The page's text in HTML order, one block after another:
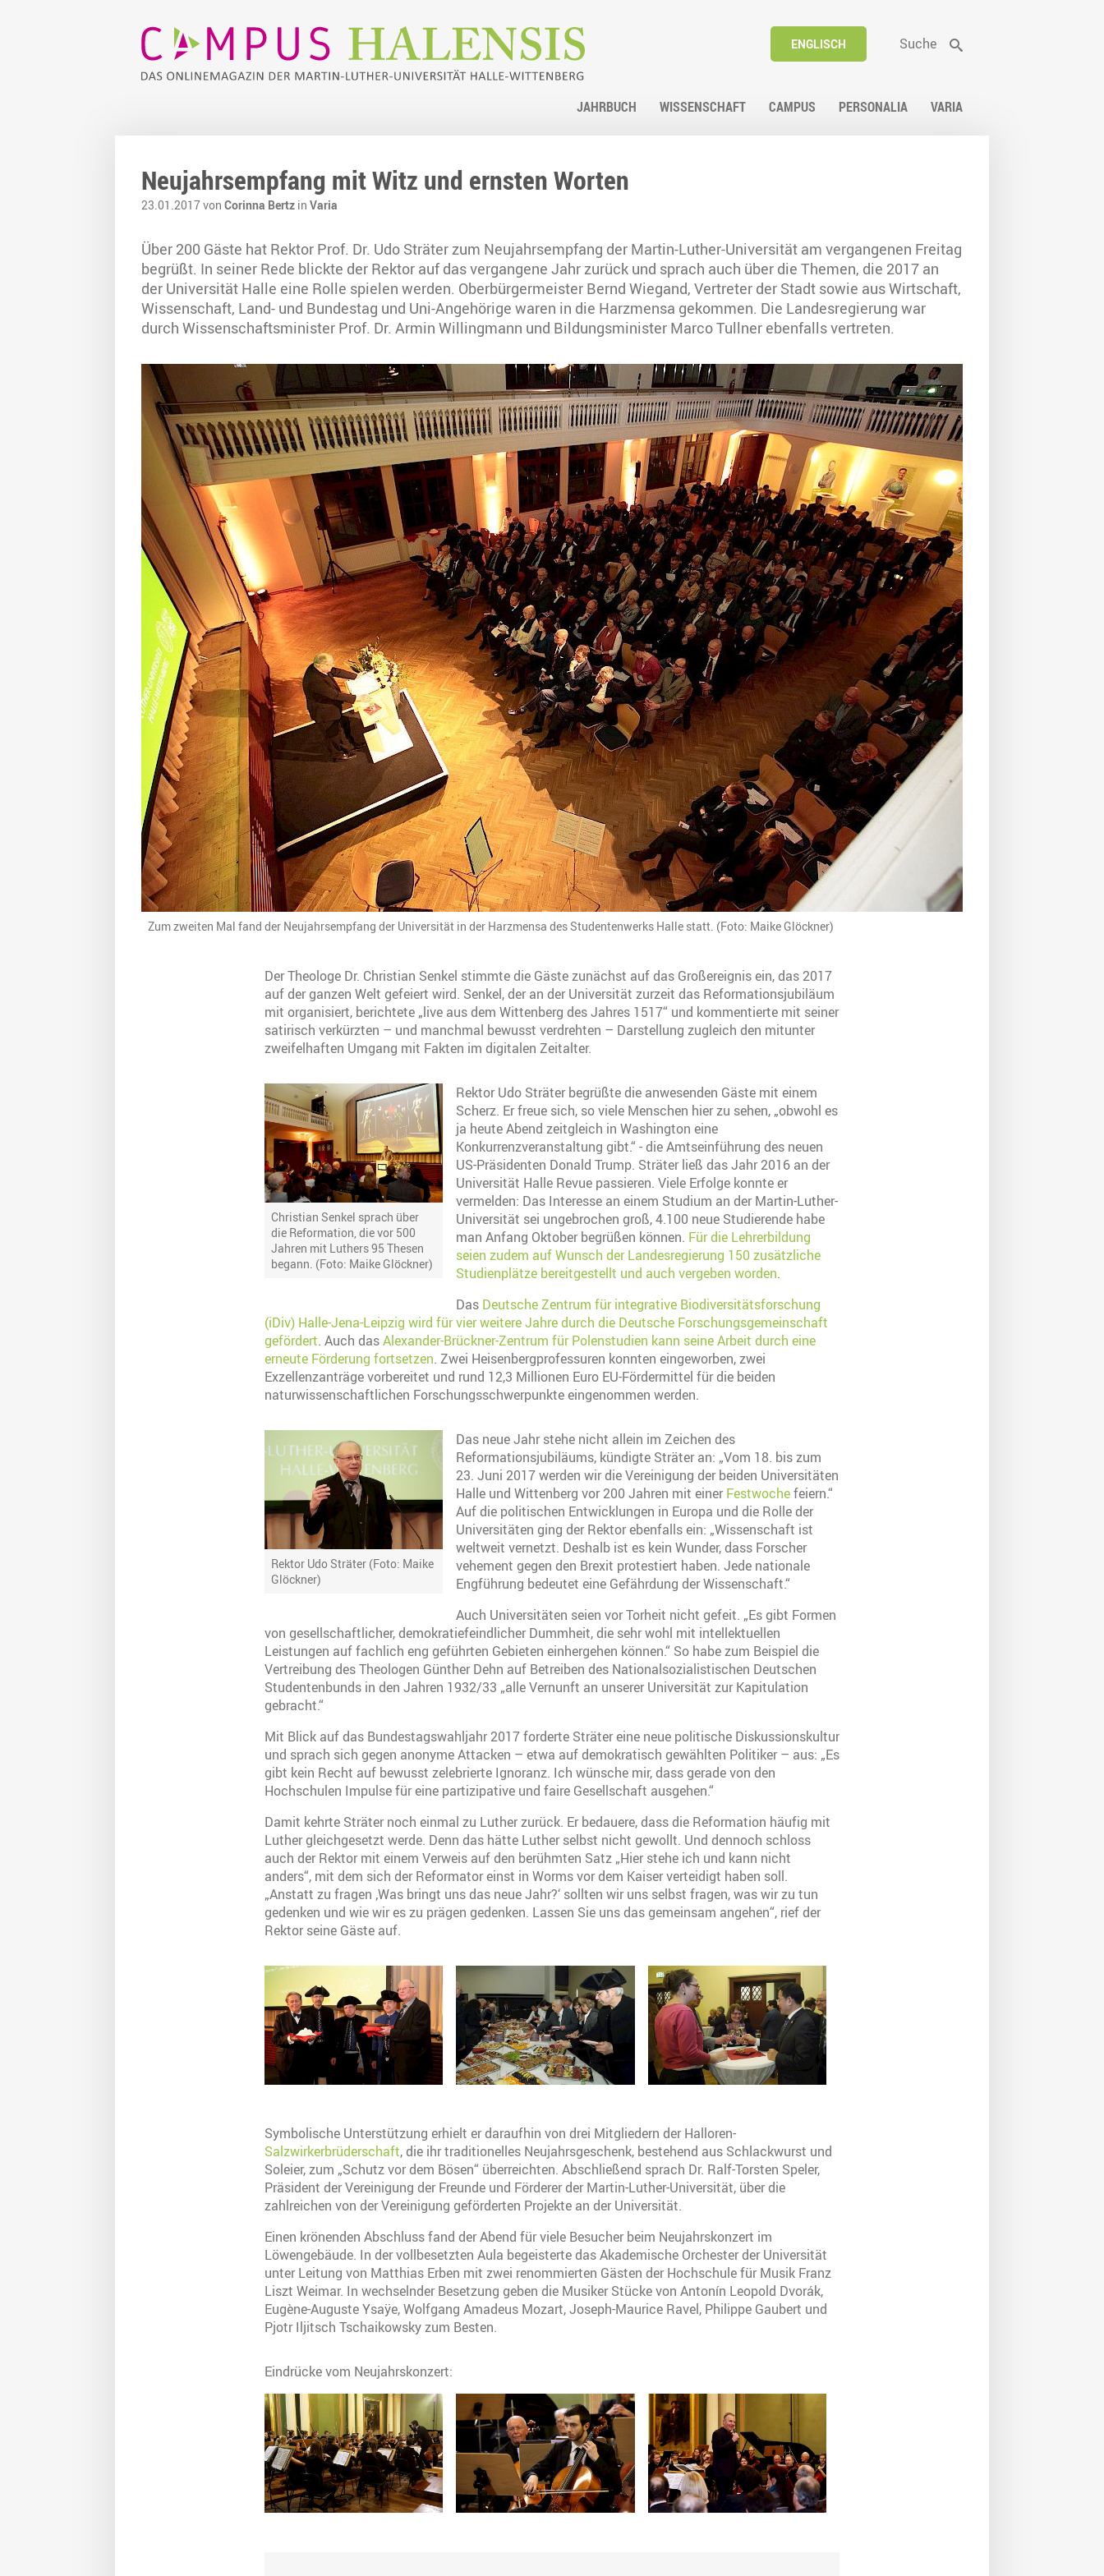
ENGLISCH Suche
JAHRBUCH WISSENSCHAFT CAMPUS PERSONALIA VARIA
Neujahrsempfang mit Witz und ernsten Worten
23.01.2017 von Corinna Bertz in Varia
Über 200 Gäste hat Rektor Prof. Dr. Udo Sträter zum Neujahrsempfang der Martin-Luther-Universität am vergangenen Freitag
begrüßt. In seiner Rede blickte der Rektor auf das vergangene Jahr zurück und sprach auch über die Themen, die 2017 an
der Universität Halle eine Rolle spielen werden. Oberbürgermeister Bernd Wiegand, Vertreter der Stadt sowie aus Wirtschaft,
Wissenschaft, Land- und Bundestag und Uni-Angehörige waren in die Harzmensa gekommen. Die Landesregierung war
durch Wissenschaftsminister Prof. Dr. Armin Willingmann und Bildungsminister Marco Tullner ebenfalls vertreten.
Zum zweiten Mal fand der Neujahrsempfang der Universität in der Harzmensa des Studentenwerks Halle statt. (Foto: Maike Glöckner)
Der Theologe Dr. Christian Senkel stimmte die Gäste zunächst auf das Großereignis ein, das 2017
auf der ganzen Welt gefeiert wird. Senkel, der an der Universität zurzeit das Reformationsjubiläum
mit organisiert, berichtete „live aus dem Wittenberg des Jahres 1517“ und kommentierte mit seiner
satirisch verkürzten – und manchmal bewusst verdrehten – Darstellung zugleich den mitunter
zweifelhaften Umgang mit Fakten im digitalen Zeitalter.
Christian Senkel sprach über
die Reformation, die vor 500
Jahren mit Luthers 95 Thesen
begann. (Foto: Maike Glöckner)
Rektor Udo Sträter begrüßte die anwesenden Gäste mit einem
Scherz. Er freue sich, so viele Menschen hier zu sehen, „obwohl es
ja heute Abend zeitgleich in Washington eine
Konkurrenzveranstaltung gibt.“ - die Amtseinführung des neuen
US-Präsidenten Donald Trump. Sträter ließ das Jahr 2016 an der
Universität Halle Revue passieren. Viele Erfolge konnte er
vermelden: Das Interesse an einem Studium an der Martin-Luther-
Universität sei ungebrochen groß, 4.100 neue Studierende habe
man Anfang Oktober begrüßen können. Für die Lehrerbildung
seien zudem auf Wunsch der Landesregierung 150 zusätzliche
Studienplätze bereitgestellt und auch vergeben worden.
Das Deutsche Zentrum für integrative Biodiversitätsforschung
(iDiv) Halle-Jena-Leipzig wird für vier weitere Jahre durch die Deutsche Forschungsgemeinschaft
gefördert. Auch dasAlexander-Brückner-Zentrum für Polenstudien kann seine Arbeit durch eine
erneute Förderung fortsetzen. Zwei Heisenbergprofessuren konnten eingeworben, zwei
Exzellenzanträge vorbereitet und rund 12,3 Millionen Euro EU-Fördermittel für die beiden
naturwissenschaftlichen Forschungsschwerpunkte eingenommen werden.
Rektor Udo Sträter (Foto: Maike
Glöckner)
Das neue Jahr stehe nicht allein im Zeichen des
Reformationsjubiläums, kündigte Sträter an: „Vom 18. bis zum
23. Juni 2017 werden wir die Vereinigung der beiden Universitäten
Halle und Wittenberg vor 200 Jahren mit einerFestwochefeiern.“
Auf die politischen Entwicklungen in Europa und die Rolle der
Universitäten ging der Rektor ebenfalls ein: „Wissenschaft ist
weltweit vernetzt. Deshalb ist es kein Wunder, dass Forscher
vehement gegen den Brexit protestiert haben. Jede nationale
Engführung bedeutet eine Gefährdung der Wissenschaft.“
Auch Universitäten seien vor Torheit nicht gefeit. „Es gibt Formen
von gesellschaftlicher, demokratiefeindlicher Dummheit, die sehr wohl mit intellektuellen
Leistungen auf fachlich eng geführten Gebieten einhergehen können.“ So habe zum Beispiel die
Vertreibung des Theologen Günther Dehn auf Betreiben des Nationalsozialistischen Deutschen
Studentenbunds in den Jahren 1932/33 „alle Vernunft an unserer Universität zur Kapitulation
gebracht.“
Mit Blick auf das Bundestagswahljahr 2017 forderte Sträter eine neue politische Diskussionskultur
und sprach sich gegen anonyme Attacken – etwa auf demokratisch gewählten Politiker – aus: „Es
gibt kein Recht auf bewusst zelebrierte Ignoranz. Ich wünsche mir, dass gerade von den
Hochschulen Impulse für eine partizipative und faire Gesellschaft ausgehen.“
Damit kehrte Sträter noch einmal zu Luther zurück. Er bedauere, dass die Reformation häufig mit
Luther gleichgesetzt werde. Denn das hätte Luther selbst nicht gewollt. Und dennoch schloss
auch der Rektor mit einem Verweis auf den berühmten Satz „Hier stehe ich und kann nicht
anders“, mit dem sich der Reformator einst in Worms vor dem Kaiser verteidigt haben soll.
„Anstatt zu fragen ‚Was bringt uns das neue Jahr?‘ sollten wir uns selbst fragen, was wir zu tun
gedenken und wie wir es zu prägen gedenken. Lassen Sie uns das gemeinsam angehen“, rief der
Rektor seine Gäste auf.
Symbolische Unterstützung erhielt er daraufhin von drei Mitgliedern der Halloren-
Salzwirkerbrüderschaft, die ihr traditionelles Neujahrsgeschenk, bestehend aus Schlackwurst und
Soleier, zum „Schutz vor dem Bösen“ überreichten. Abschließend sprach Dr. Ralf-Torsten Speler,
Präsident der Vereinigung der Freunde und Förderer der Martin-Luther-Universität, über die
zahlreichen von der Vereinigung geförderten Projekte an der Universität.
Einen krönenden Abschluss fand der Abend für viele Besucher beim Neujahrskonzert im
Löwengebäude. In der vollbesetzten Aula begeisterte das Akademische Orchester der Universität
unter Leitung von Matthias Erben mit zwei renommierten Gästen der Hochschule für Musik Franz
Liszt Weimar. In wechselnder Besetzung geben die Musiker Stücke von Antonín Leopold Dvorák,
Eugène-Auguste Ysaÿe, Wolfgang Amadeus Mozart, Joseph-Maurice Ravel, Philippe Gaubert und
Pjotr Iljitsch Tschaikowsky zum Besten.
Eindrücke vom Neujahrskonzert: